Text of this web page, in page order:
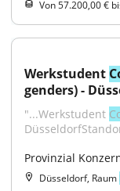
Von 57.200,00 €
Werkstudent
genders) -
"...Werkstudent
Provinzial
Düsseldorf, Raum